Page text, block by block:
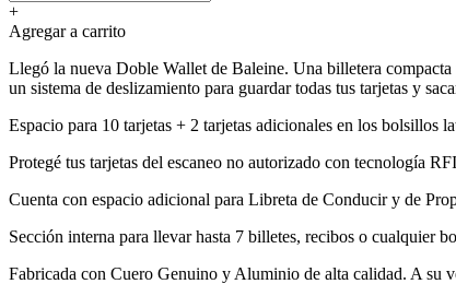
+
Agregar a carrito
Llegó la nueva Doble Wallet de Baleine. Una billetera
un sistema de deslizamiento para guardar todas tus tarjetas y
Espacio para 10 tarjetas + 2 tarjetas adicionales en los bolsillos
Protegé tus tarjetas del escaneo no autorizado con tecnología
Cuenta con espacio adicional para Libreta de Conducir y de
Sección interna para llevar hasta 7 billetes, recibos o cualquier
Fabricada con Cuero Genuino y Aluminio de alta calidad. A su